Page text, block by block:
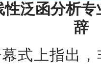
泛函分析
辞
式上指出